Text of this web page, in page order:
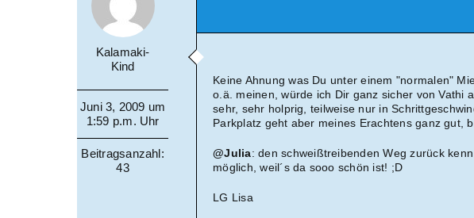
Kalamaki-
Kind
Juni 3, 2009 um
1:59 p.m. Uhr
Beitragsanzahl:
43
Keine Ahnung was Du unter einem "normalen"
o.ä. meinen, würde ich Dir ganz sicher von Vathi
sehr, sehr holprig, teilweise nur in
Parkplatz geht aber meines Erachtens ganz gut,
@Julia: den schweißtreibenden Weg zurück
möglich, weil´s da sooo schön ist! ;D
LG Lisa